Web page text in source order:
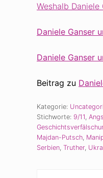
Weshalb
Daniele Ganser
Daniele Ganser
Beitrag zu
Kategorie:
Stichworte: 9/11
Majdan-Putsch
Serbien Truther,